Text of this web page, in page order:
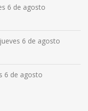
6 de agosto
6 de agosto
6 de agosto